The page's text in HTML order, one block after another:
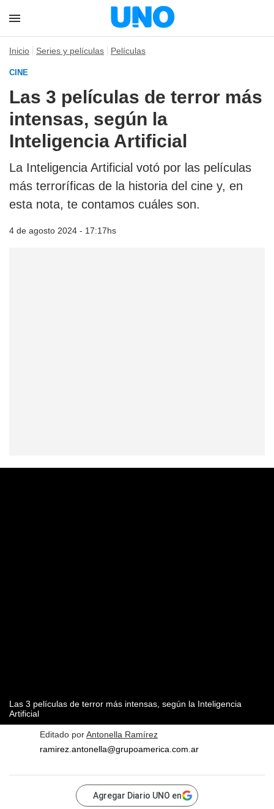
Inicio Series y películas Películas
CINE
Las 3 películas de terror más
intensas, según la
Inteligencia Artificial
La Inteligencia Artificial votó por las películas
más terroríficas de la historia del cine y, en
esta nota, te contamos cuáles son.
4 de agosto 2024 - 17:17hs
Las 3 películas de terror más intensas, según la Inteligencia
Artificial
Editado porAntonella Ramírez
ramirez.antonella@grupoamerica.com.ar
Agregar Diario UNO en